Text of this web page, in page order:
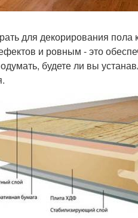
для декорирования пола
и ровным - это
будете ли вы